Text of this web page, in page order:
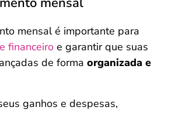
mensal é importante para
financeiro e garantir que suas
de forma organizada e
ganhos e despesas,